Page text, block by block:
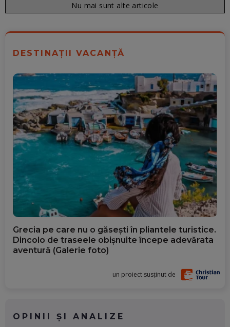
Nu mai sunt alte articole
DESTINAȚII VACANȚĂ
Grecia pe care nu o găsești în pliantele turistice.
Dincolo de traseele obișnuite începe adevărata
aventură (Galerie foto)
un proiect susținut de
OPINII ȘI ANALIZE